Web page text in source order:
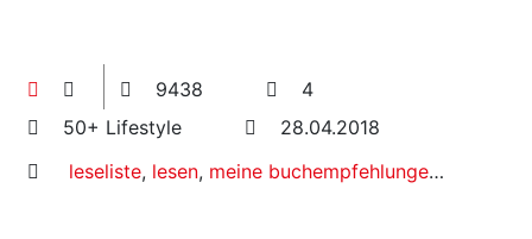
9438
4
50+ Lifestyle
28.04.2018
leseliste, lesen, meine buchempfehlungen ,